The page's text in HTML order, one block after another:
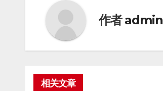
航
作者admin
相关文章